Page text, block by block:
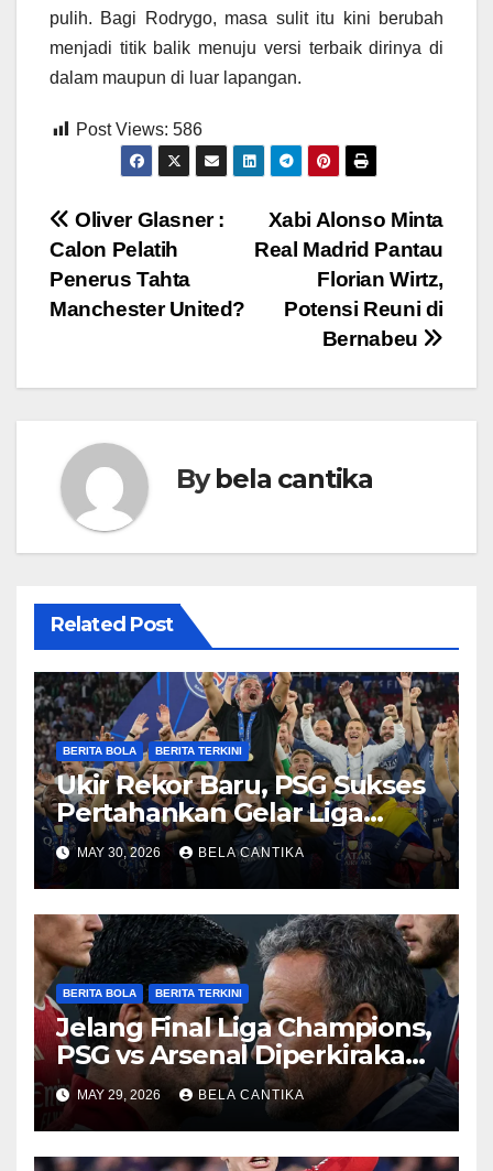
pulih. Bagi Rodrygo, masa sulit itu kini berubah
menjadi titik balik menuju versi terbaik dirinya di
dalam maupun di luar lapangan.
Post Views: 586
Post
navigation
Xabi Alonso Minta
Real Madrid Pantau
Florian Wirtz,
Potensi Reuni di
Bernabeu
Oliver Glasner :
Calon Pelatih
Penerus Tahta
Manchester United?
Bybela cantika
Related Post
BERITA BOLA BERITA TERKINI
Ukir Rekor Baru, PSG Sukses
Pertahankan Gelar Liga
Champions
MAY 30, 2026 BELA CANTIKA
BERITA BOLA BERITA TERKINI
Jelang Final Liga Champions,
PSG vs Arsenal Diperkirakan
Sengit
MAY 29, 2026 BELA CANTIKA